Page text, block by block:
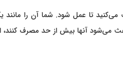
می‌شود آنها بیش از حد مصرف